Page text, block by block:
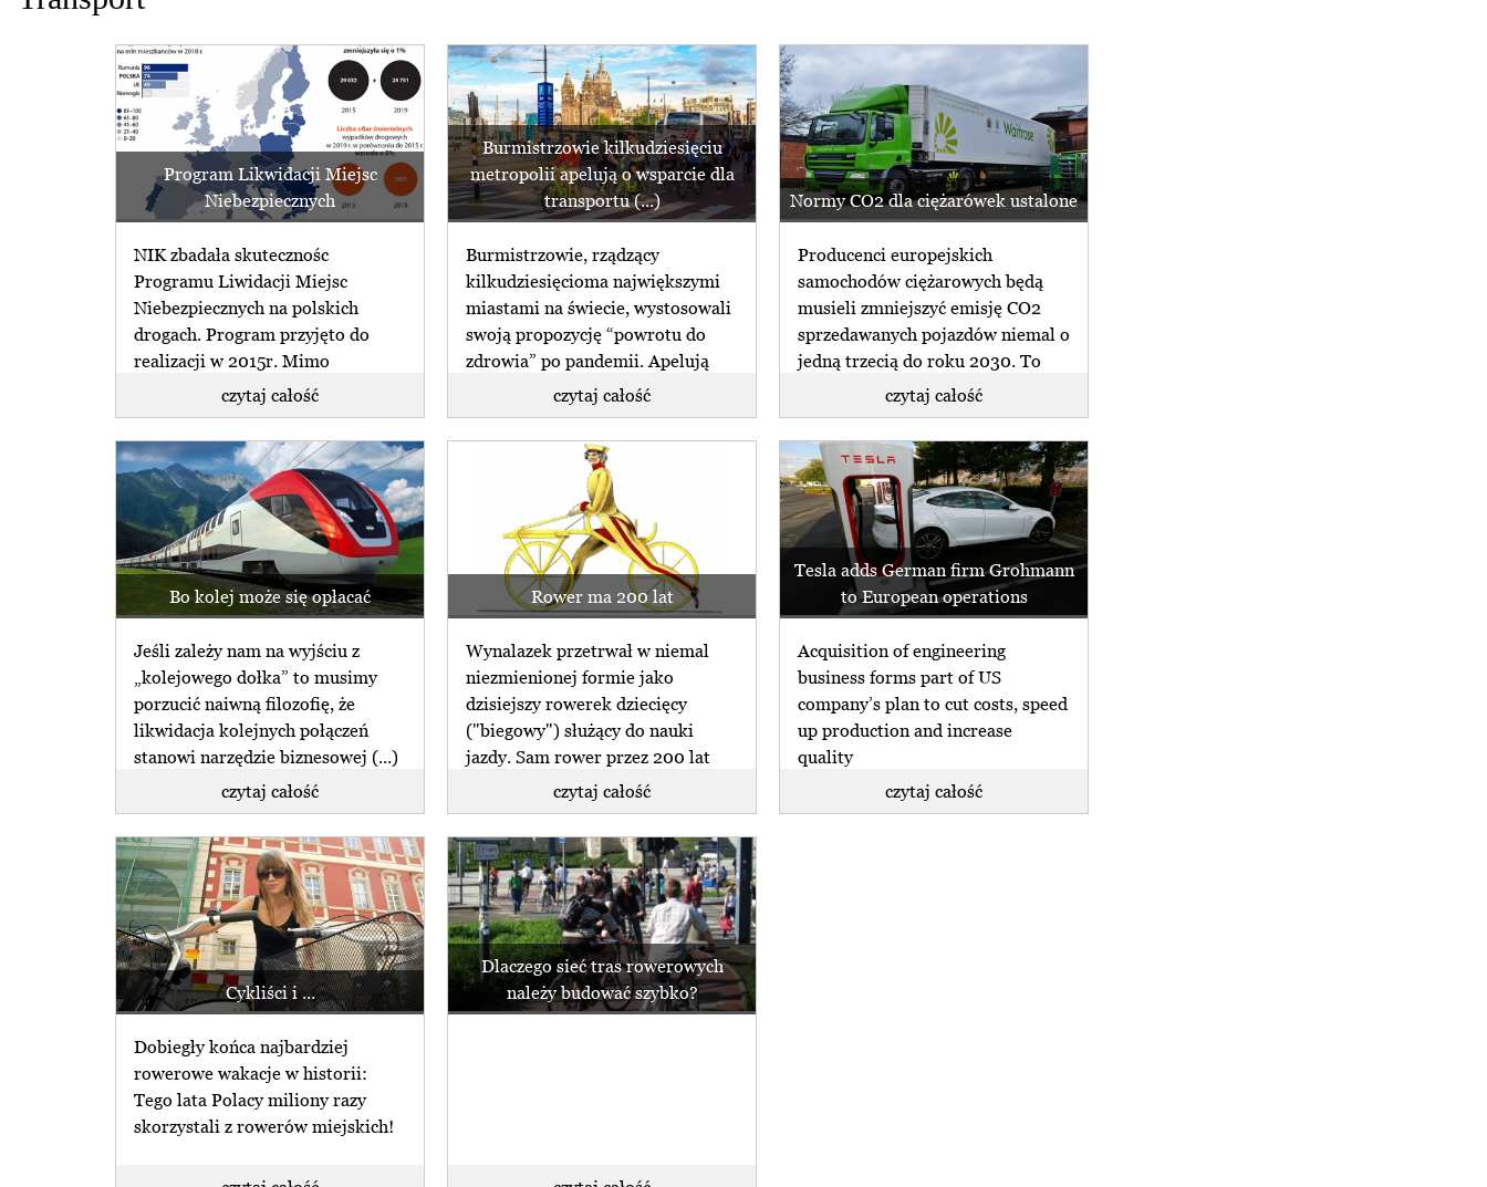
Program Likwidacji Miejsc
Niebezpiecznych
NIK zbadała skutecznośc
Programu Liwidacji Miejsc
Niebezpiecznych na polskich
drogach. Program przyjęto do
realizacji w 2015r. Mimo
niewątpliwej konieczności nie (...)
czytaj całość
Burmistrzowie kilkudziesięciu
metropolii apelują o wsparcie dla
transportu (...)
Burmistrzowie, rządzący
kilkudziesięcioma największymi
miastami na świecie, wystosowali
swoją propozycję “powrotu do
zdrowia” po pandemii. Apelują
oni o wsparcie dla (...)
czytaj całość
Normy CO2 dla ciężarówek ustalone
Producenci europejskich
samochodów ciężarowych będą
musieli zmniejszyć emisję CO2
sprzedawanych pojazdów niemal o
jedną trzecią do roku 2030. To
najważniejszy (...)czytaj całość
Bo kolej może się opłacać
Jeśli zależy nam na wyjściu z
„kolejowego dołka” to musimy
porzucić naiwną filozofię, że
likwidacja kolejnych połączeń
stanowi narzędzie biznesowej (...)
czytaj całość
Rower ma 200 lat
Wynalazek przetrwał w niemal
niezmienionej formie jako
dzisiejszy rowerek dziecięcy
("biegowy") służący do nauki
jazdy. Sam rower przez 200 lat
czytaj całość
Tesla adds German firm Grohmann
to European operations
Acquisition of engineering
business forms part of US
company’s plan to cut costs, speed
up production and increase
quality
czytaj całość
Cykliści i ...
Dobiegły końca najbardziej
rowerowe wakacje w historii:
Tego lata Polacy miliony razy
skorzystali z rowerów miejskich!
Dlaczego sieć tras rowerowych
należy budować szybko?